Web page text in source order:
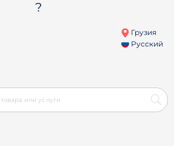
?
Грузия
Русский